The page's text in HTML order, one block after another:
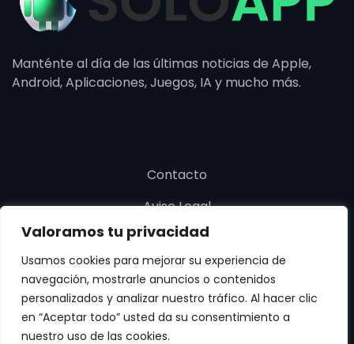
Valoramos tu privacidad
Usamos cookies para mejorar su experiencia de
navegación, mostrarle anuncios o contenidos
personalizados y analizar nuestro tráfico. Al hacer clic
en “Aceptar todo” usted da su consentimiento a
nuestro uso de las cookies.
Manténte al día de las últimas noticias de Apple,
Android, Aplicaciones, Juegos, IA y mucho más.
Contacto
Aviso Legal
Política de cookies
Política de privacidad